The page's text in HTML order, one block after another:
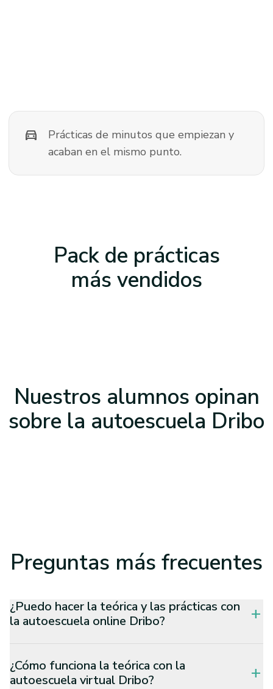
directions_car
Prácticas de minutos que empiezan y
acaban en el mismo punto.
Pack de prácticas
más vendidos
Nuestros alumnos opinan
sobre la autoescuela Dribo
Preguntas más frecuentes
¿Puedo hacer la teórica y las prácticas con
la autoescuela online Dribo?
add
¿Cómo funciona la teórica con la
autoescuela virtual Dribo?
add